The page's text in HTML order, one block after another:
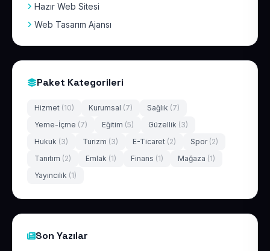
Hazır Web Sitesi
Web Tasarım Ajansı
Paket Kategorileri
Hizmet (10) Kurumsal (7) Sağlık (7)
Yeme-İçme (7) Eğitim (5) Güzellik (3)
Hukuk (3) Turizm (3) E-Ticaret (2) Spor (2)
Tanıtım (2) Emlak (1) Finans (1) Mağaza (1)
Yayıncılık (1)
Son Yazılar